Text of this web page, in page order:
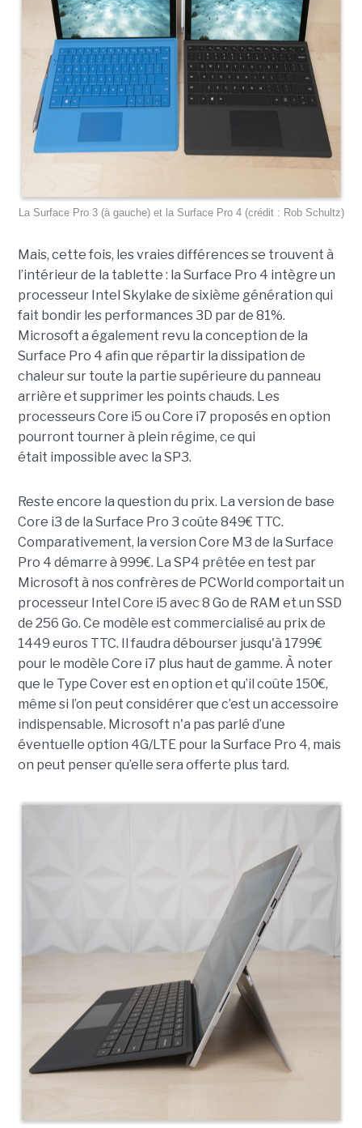
La Surface Pro 3 (à gauche) et la Surface Pro 4 (crédit : Rob Schultz)
Mais, cette fois, les vraies différences se trouvent à
l’intérieur de la tablette : la Surface Pro 4 intègre un
processeur Intel Skylake de sixième génération qui
fait bondir les performances 3D par de 81%.
Microsoft a également revu la conception de la
Surface Pro 4 afin que répartir la dissipation de
chaleur sur toute la partie supérieure du panneau
arrière et supprimer les points chauds. Les
processeurs Core i5 ou Core i7 proposés en option
pourront tourner à plein régime, ce qui
était impossible avec la SP3.
Reste encore la question du prix. La version de base
Core i3 de la Surface Pro 3 coûte 849€ TTC.
Comparativement, la version Core M3 de la Surface
Pro 4 démarre à 999€. La SP4 prêtée en test par
Microsoft à nos confrères de PCWorld comportait un
processeur Intel Core i5 avec 8 Go de RAM et un SSD
de 256 Go. Ce modèle est commercialisé au prix de
1449 euros TTC. Il faudra débourser jusqu'à 1799€
pour le modèle Core i7 plus haut de gamme. À noter
que le Type Cover est en option et qu’il coûte 150€,
même si l’on peut considérer que c’est un accessoire
indispensable. Microsoft n'a pas parlé d’une
éventuelle option 4G/LTE pour la Surface Pro 4, mais
on peut penser qu’elle sera offerte plus tard.